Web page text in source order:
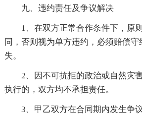
九、违约责任及争议解决
1、在双方正常合作条件下，原
同，否则视为单方违约，必须赔偿
失。
2、因不可抗拒的政治或自然灾
执行的，双方均不承担责任。
3、甲乙双方在合同期内发生争